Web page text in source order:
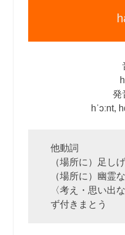
発
hˈɔːnt,
他動詞
（場所に）足し
（場所に）幽霊
〈考え・思い出
ず付きまとう